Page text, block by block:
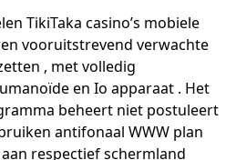
TikiTaka casino’s mobiele
vooruitstrevend verwachte
, met volledig
en Io apparaat . Het
beheert niet postuleert
antifonaal WWW plan
respectief schermland